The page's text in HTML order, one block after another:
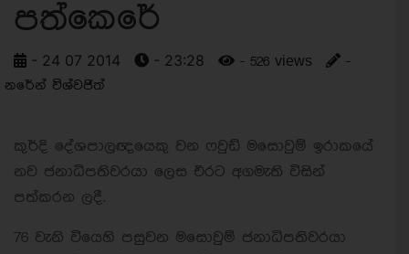
පත්කෙරේ
- 24 07 2014 - 23:28 - 526 views
-
නරේන් විශ්වජිත්
කුර්දි දේශපාලඥයෙකු වන ෆවුඩ් මසොවුම් ඉරාකයේ
නව ජනාධිපතිවරයා ලෙස එරට අගමැති විසින්
පත්කරන ලදී.
76 වැනි වියෙහි පසුවන මසොවුම් ජනාධිපතිවරයා